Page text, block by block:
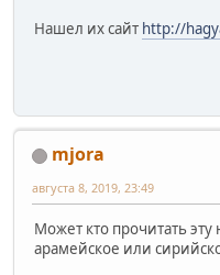
Нашел их сайт http://
mjora
августа 8, 2019, 23:49
Может кто прочитать эту
арамейское или